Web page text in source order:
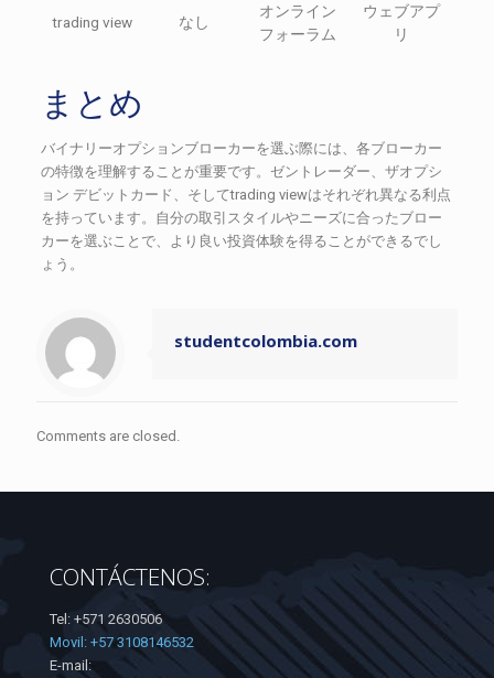
trading view なし
オンライン
フォーラム
ウェブアプ
リ
まとめ
バイナリーオプションブローカーを選ぶ際には、各ブローカー
の特徴を理解することが重要です。ゼントレーダー、ザオプシ
ョン デビットカード、そしてtrading viewはそれぞれ異なる利点
を持っています。自分の取引スタイルやニーズに合ったブロー
カーを選ぶことで、より良い投資体験を得ることができるでし
ょう。
studentcolombia.com
Comments are closed.
CONTÁCTENOS:
Tel: +571 2630506
Movil: +57 3108146532
E-mail: